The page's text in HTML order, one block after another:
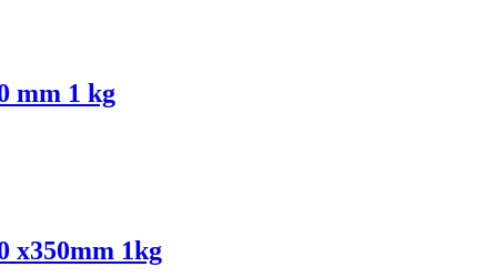
mm 1 kg
x350mm 1kg